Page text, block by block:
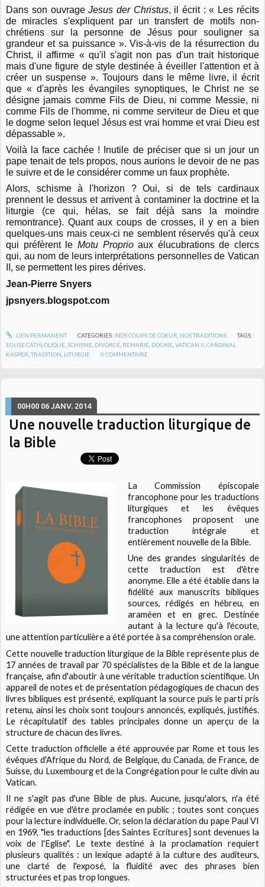
Dans son ouvrageJesus der Christus, il écrit : « Les récits
de miracles s'expliquent par un transfert de motifs non-
chrétiens sur la personne de Jésus pour souligner sa
grandeur et sa puissance ». Vis-à-vis de la résurrection du
Christ, il affirme « qu'il s'agit non pas d'un trait historique
mais d'une figure de style destinée à éveiller l'attention et à
créer un suspense ». Toujours dans le même livre, il écrit
que « d'après les évangiles synoptiques, le Christ ne se
désigne jamais comme Fils de Dieu, ni comme Messie, ni
comme Fils de l'homme, ni comme serviteur de Dieu et que
le dogme selon lequel Jésus est vrai homme et vrai Dieu est
dépassable ».
Voilà la face cachée ! Inutile de préciser que si un jour un
pape tenait de tels propos, nous aurions le devoir de ne pas
le suivre et de le considérer comme un faux prophète.
Alors, schisme à l'horizon ? Oui, si de tels cardinaux
prennent le dessus et arrivent à contaminer la doctrine et la
liturgie (ce qui, hélas, se fait déjà sans la moindre
remontrance). Quant aux coups de crosses, il y en a bien
quelques-uns mais ceux-ci ne semblent réservés qu'à ceux
qui préfèrent le Motu Proprioaux élucubrations de clercs
qui, au nom de leurs interprétations personnelles de Vatican
II, se permettent les pires dérives.
Jean-Pierre Snyers
jpsnyers.blogspot.com
LIEN PERMANENT CATÉGORIES : NOS COUPS DE COEUR NOS TRADITIONS
TAGS :
EGLISE CATHLOLIQUE ,SCHISME DIVORCÉ REMARIÉ DOGME ,VATICAN II ,CARDINAL
KASPER ,TRADITION LITURGIE 0 COMMENTAIRE
00H00 06 JANV. 2014
Une nouvelle traduction liturgique de
la Bible
La Commission épiscopale
francophone pour les traductions
liturgiques et les évêques
francophones proposent une
traduction intégrale et
entièrement nouvelle de la Bible.
Une des grandes singularités de
cette traduction est d'être
anonyme. Elle a été établie dans la
fidélité aux manuscrits bibliques
sources, rédigés en hébreu, en
araméen et en grec. Destinée
autant à la lecture qu'à l'écoute,
une attention particulière a été portée à sa compréhension orale.
Cette nouvelle traduction liturgique de la Bible représente plus de
17 années de travail par 70 spécialistes de la Bible et de la langue
française, afin d'aboutir à une véritable traduction scientifique. Un
appareil de notes et de présentation pédagogiques de chacun des
livres bibliques est présenté, expliquant la source puis le parti pris
retenu, ainsi les choix sont toujours annoncés, expliqués, justifiés.
Le récapitulatif des tables principales donne un aperçu de la
structure de chacun des livres.
Cette traduction officielle a été approuvée par Rome et tous les
évêques d'Afrique du Nord, de Belgique, du Canada, de France, de
Suisse, du Luxembourg et de la Congrégation pour le culte divin au
Vatican.
Il ne s'agit pas d'une Bible de plus. Aucune, jusqu'alors, n'a été
rédigée en vue d'être proclamée en public ; toutes sont conçues
pour la lecture individuelle. Or, selon la déclaration du pape Paul VI
en 1969, "les traductions [des Saintes Ecritures] sont devenues la
voix de l'Eglise". Le texte destiné à la proclamation requiert
plusieurs qualités : un lexique adapté à la culture des auditeurs,
une clarté de l'exposé, la fluidité avec des phrases bien
structurées et pas trop longues.